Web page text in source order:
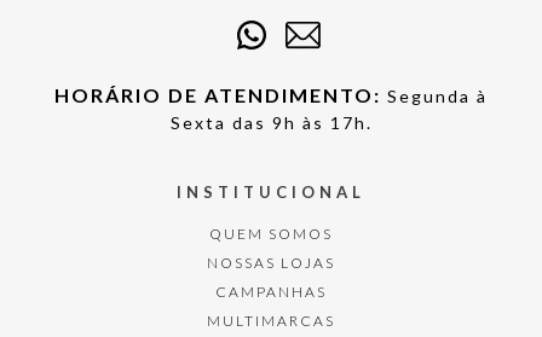
HORÁRIO DE ATENDIMENTO: Segunda à
Sexta das 9h às 17h.
INSTITUCIONAL
QUEM SOMOS
NOSSAS LOJAS
CAMPANHAS
MULTIMARCAS